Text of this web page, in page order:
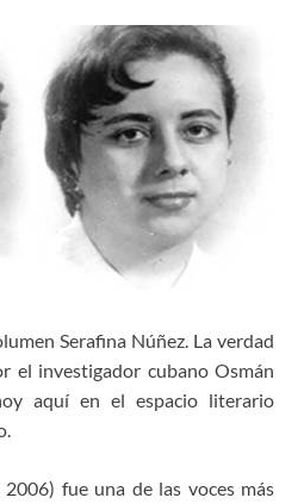
Serafina Núñez. La verdad
el investigador cubano Osmán
aquí en el espacio literario
fue una de las voces más